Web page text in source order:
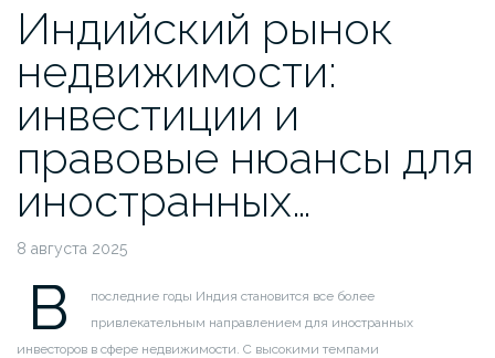
Индийский рынок
недвижимости:
инвестиции и
правовые нюансы для
иностранных…
8 августа 2025
В
последние годы Индия становится все более
привлекательным направлением для иностранных
инвесторов в сфере недвижимости. С высокими темпами